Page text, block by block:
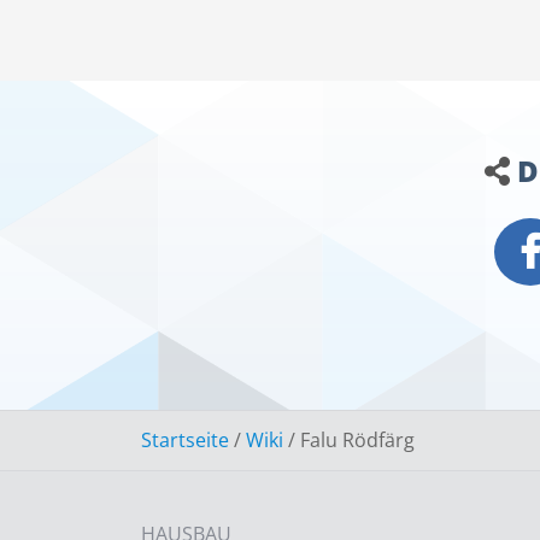
Startseite/Wiki / Falu Rödfärg
HAUSBAU